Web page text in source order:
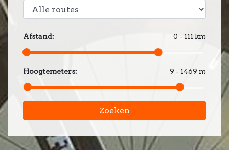
Afstand: 0 - 111 km
Hoogtemeters: 9 - 1469 m
Zoeken